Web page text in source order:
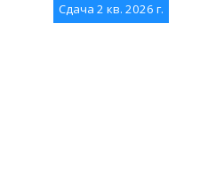
Сдача 2 кв. 2026 г.